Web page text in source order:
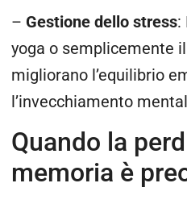
– Gestione dello stress:
yoga o semplicemente
migliorano l’equilibrio
l’invecchiamento
Quando la
memoria è